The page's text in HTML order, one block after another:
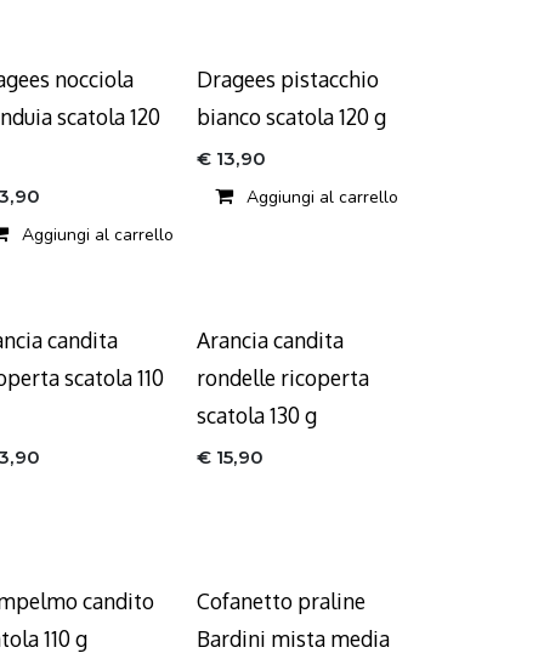
nocciola
scatola 120
Aggiungi al carrello
Dragees pistacchio
bianco scatola 120 g
€ 13,90
Aggiungi al carrello
candita
scatola 110
Arancia candita
rondelle ricoperta
scatola 130 g
€ 15,90
candito
110 g
ESAURITO
Cofanetto praline
Bardini mista media